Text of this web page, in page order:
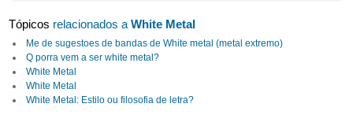
Tópicos relacionados aWhite Metal
Me de sugestoes de bandas de White metal (metal extremo)
Q porra vem a ser white metal?
White Metal
White Metal
White Metal: Estilo ou filosofia de letra?